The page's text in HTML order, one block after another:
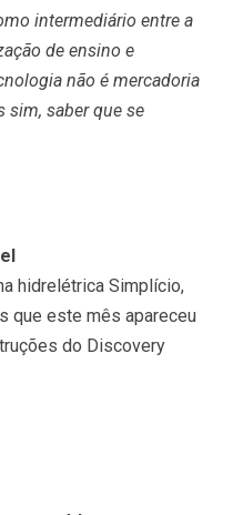
intermediário entre a
de ensino e
não é mercadoria
sim, saber que se
hidrelétrica Simplício,
que este mês apareceu
do Discovery